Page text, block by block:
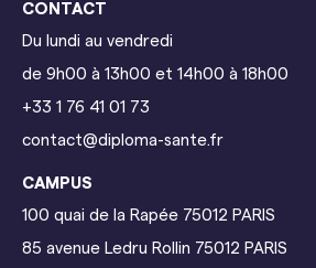
CONTACT
Du lundi au vendredi
de 9h00 à 13h00 et 14h00 à 18h00
+33 1 76 41 01 73
contact@diploma-sante.fr
CAMPUS
100 quai de la Rapée 75012 PARIS
85 avenue Ledru Rollin 75012 PARIS